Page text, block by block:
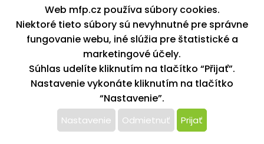
K stiahnutiu
Blog
Kontakt
Kariéra
XML feed
Copyright © 2026, MFP paper s. r. o. | Všetky práva vyhradené
design by MFP
Tento web používa k poskytovaniu služieb,
Web mfp.cz používa súbory cookies.
Niektoré tieto súbory sú nevyhnutné pre správne
fungovanie webu, iné slúžia pre štatistické a
marketingové účely.
Súhlas udelíte kliknutím na tlačítko “Přijať”.
Nastavenie vykonáte kliknutím na tlačítko
“Nastavenie”.
Nastavenie Odmietnuť Prijať